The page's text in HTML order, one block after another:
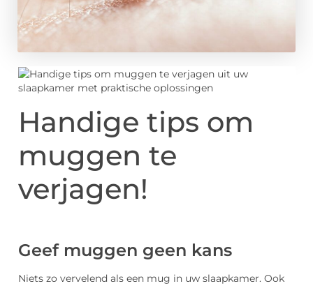
Handige tips om
muggen te
verjagen!
Geef muggen geen kans
Niets zo vervelend als een mug in uw slaapkamer. Ook